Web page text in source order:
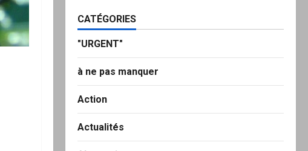
CATÉGORIES
"URGENT"
à ne pas manquer
Action
Actualités